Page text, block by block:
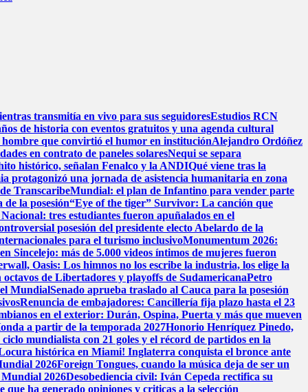
transmitía en vivo para sus seguidoresEstudios RCN
de historia con eventos gratuitos y una agenda cultural
que convirtió el humor en instituciónAlejandro Ordóñez
en contrato de paneles solaresNequi se separa
histórico, señalan Fenalco y la ANDIQué viene tras la
protagonizó una jornada de asistencia humanitaria en zona
TranscaribeMundial: el plan de Infantino para vender parte
la posesión“Eye of the tiger” Survivor: La canción que
tres estudiantes fueron apuñalados en el
posesión del presidente electo Abelardo de la
para el turismo inclusivoMonumentum 2026:
Sincelejo: más de 5.000 videos íntimos de mujeres fueron
Oasis: Los himnos no los escribe la industria, los elige la
de Libertadores y playoffs de SudamericanaPetro
MundialSenado aprueba traslado al Cauca para la posesión
Renuncia de embajadores: Cancillería fija plazo hasta el 23
en el exterior: Durán, Ospina, Puerta y más que mueven
a partir de la temporada 2027Honorio Henríquez Pinedo,
mundialista con 21 goles y el récord de partidos en la
histórica en Miami! Inglaterra conquista el bronce ante
2026Foreign Tongues, cuando la música deja de ser un
2026Desobediencia civil: Iván Cepeda rectifica su
ha generado opiniones y criticas a la selección